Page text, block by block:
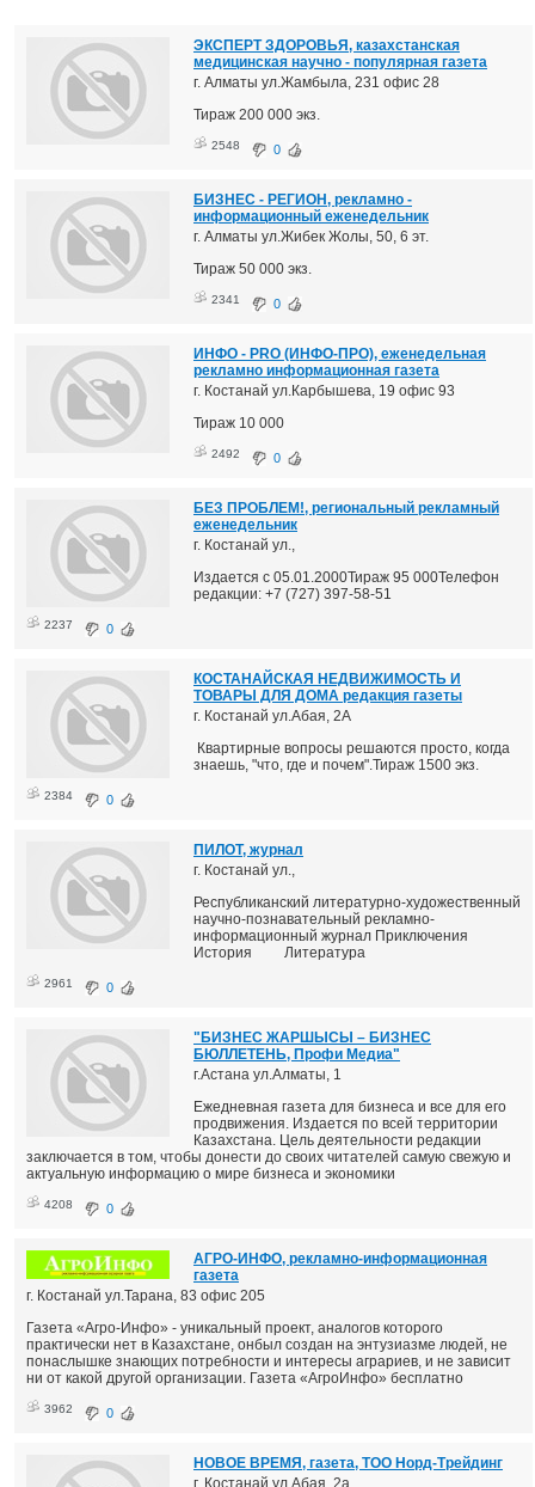
ЭКСПЕРТ ЗДОРОВЬЯ, казахстанская
медицинская научно - популярная газета
г. Алматы ул.Жамбыла, 231 офис 28
Тираж 200 000 экз.
2548 0
БИЗНЕС - РЕГИОН, рекламно -
информационный еженедельник
г. Алматы ул.Жибек Жолы, 50, 6 эт.
Тираж 50 000 экз.
2341 0
ИНФО - PRO (ИНФО-ПРО), еженедельная
рекламно информационная газета
г. Костанай ул.Карбышева, 19 офис 93
Тираж 10 000
2492 0
БЕЗ ПРОБЛЕМ!, региональный рекламный
еженедельник
г. Костанай ул.,
Издается с 05.01.2000Тираж 95 000Телефон
редакции: +7 (727) 397-58-51
2237 0
КОСТАНАЙСКАЯ НЕДВИЖИМОСТЬ И
ТОВАРЫ ДЛЯ ДОМА редакция газеты
г. Костанай ул.Абая, 2А
Квартирные вопросы решаются просто, когда
знаешь, "что, где и почем".Тираж 1500 экз.
2384 0
ПИЛОТ, журнал
г. Костанай ул.,
Республиканский литературно-художественный
научно-познавательный рекламно-
информационный журнал Приключения
История Литература
2961 0
"БИЗНЕС ЖАРШЫСЫ – БИЗНЕС
БЮЛЛЕТЕНЬ, Профи Медиа"
г.Астана ул.Алматы, 1
Ежедневная газета для бизнеса и все для его
продвижения. Издается по всей территории
Казахстана. Цель деятельности редакции
заключается в том, чтобы донести до своих читателей самую свежую и
актуальную информацию о мире бизнеса и экономики
4208 0
АГРО-ИНФО, рекламно-информационная
газета
г. Костанай ул.Тарана, 83 офис 205
Газета «Агро-Инфо» - уникальный проект, аналогов которого
практически нет в Казахстане, онбыл создан на энтузиазме людей, не
понаслышке знающих потребности и интересы аграриев, и не зависит
ни от какой другой организации. Газета «АгроИнфо» бесплатно
3962 0
НОВОЕ ВРЕМЯ, газета, ТОО Норд-Трейдинг
г. Костанай ул.Абая, 2а